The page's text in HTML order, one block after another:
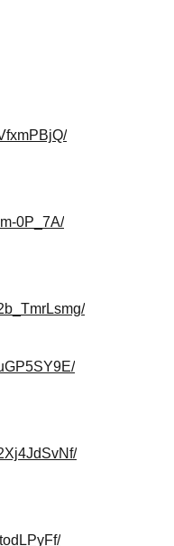
0P_7A/